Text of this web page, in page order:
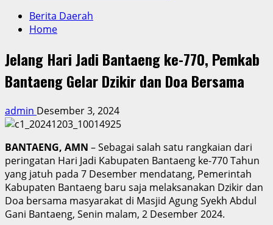
Berita Daerah
Home
Jelang Hari Jadi Bantaeng ke-770, Pemkab
Bantaeng Gelar Dzikir dan Doa Bersama
admin Desember 3, 2024
BANTAENG, AMN – Sebagai salah satu rangkaian dari
peringatan Hari Jadi Kabupaten Bantaeng ke-770 Tahun
yang jatuh pada 7 Desember mendatang, Pemerintah
Kabupaten Bantaeng baru saja melaksanakan Dzikir dan
Doa bersama masyarakat di Masjid Agung Syekh Abdul
Gani Bantaeng, Senin malam, 2 Desember 2024.